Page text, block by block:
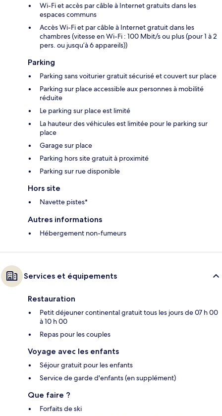
Wi-Fi et accès par câble à Internet gratuits dans les
espaces communs
Accès Wi-Fi et par câble à Internet gratuit dans les
chambres (vitesse en Wi-Fi : 100 Mbit/s ou plus (pour 1 à 2
pers. ou jusqu’à 6 appareils))
Parking
Parking sans voiturier gratuit sécurisé et couvert sur place
Parking sur place accessible aux personnes à mobilité
réduite
Le parking sur place est limité
La hauteur des véhicules est limitée pour le parking sur
place
Garage sur place
Parking hors site gratuit à proximité
Parking sur rue disponible
Hors site
Navette pistes*
Autres informations
Hébergement non-fumeurs
Services et équipements
Restauration
Petit déjeuner continental gratuit tous les jours de 07 h 00
à 10 h 00
Repas pour les couples
Voyage avec les enfants
Séjour gratuit pour les enfants
Service de garde d'enfants (en supplément)
Que faire ?
Forfaits de ski